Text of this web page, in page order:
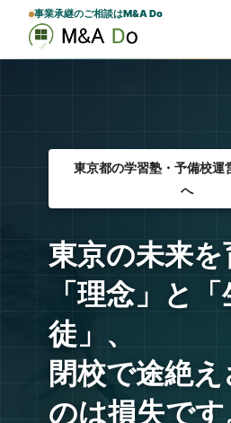
事業承継のご相談はM&A Do
東京都の学習塾・予備校運
へ
東京の未来を
「理念」と
徒」、
閉校で途絶
のは損失です